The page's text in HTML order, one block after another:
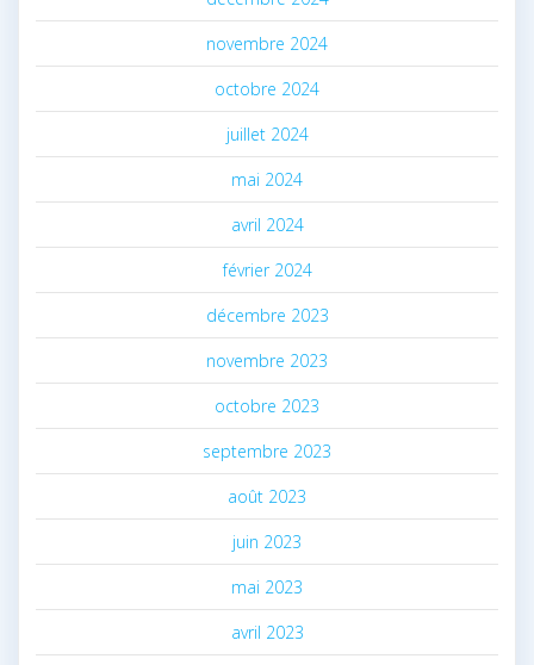
novembre 2024
octobre 2024
juillet 2024
mai 2024
avril 2024
février 2024
décembre 2023
novembre 2023
octobre 2023
septembre 2023
août 2023
juin 2023
mai 2023
avril 2023